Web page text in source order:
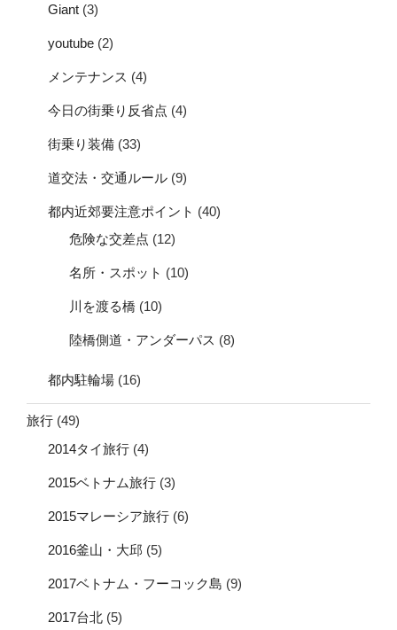
Giant (3)
youtube (2)
メンテナンス (4)
今日の街乗り反省点 (4)
街乗り装備 (33)
道交法・交通ルール (9)
都内近郊要注意ポイント (40)
危険な交差点 (12)
名所・スポット (10)
川を渡る橋 (10)
陸橋側道・アンダーパス (8)
都内駐輪場 (16)
旅行 (49)
2014タイ旅行 (4)
2015ベトナム旅行 (3)
2015マレーシア旅行 (6)
2016釜山・大邱 (5)
2017ベトナム・フーコック島 (9)
2017台北 (5)